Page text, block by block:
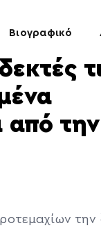
Βιογραφικό
από την
την